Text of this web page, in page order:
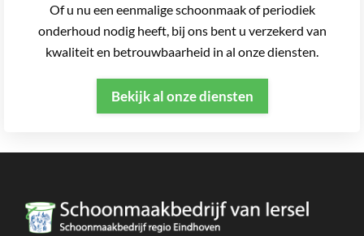
Of u nu een eenmalige schoonmaak of periodiek
onderhoud nodig heeft, bij ons bent u verzekerd van
kwaliteit en betrouwbaarheid in al onze diensten.
Bekijk al onze diensten